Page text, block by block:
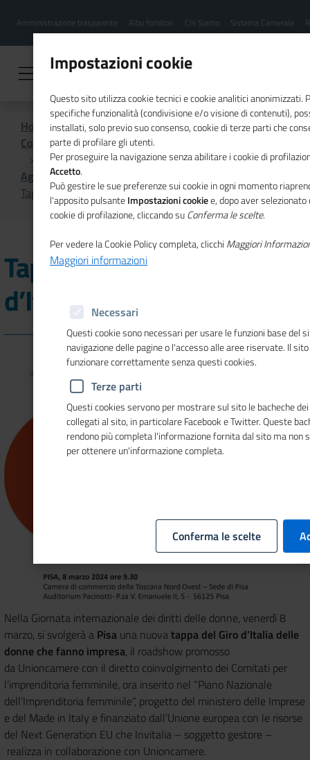
contenuto
Menu
hamburgher
Amministrazione trasparente Albo fornitori Chi Siamo Sistema Camerale
Home
Comunicazione istituzionale per il sistema camerale
Agenda
Tappa a Pisa del Giro d’Italia delle imprenditrici
Tappa a Pisa del Giro
d’Italia delle imprenditrici
Nella Giornata internazionale dei diritti delle donne, venerdì 8
marzo, si svolgerà a Pisa una nuovatappa del Giro d’Italia delle
donne che fanno impresa, il roadshow promosso
da Unioncamere con il diretto coinvolgimento dei Comitati per
l’imprenditoria femminile, ora inserito nel “Piano Nazionale
dell’Imprenditoria femminile”, progetto del ministero delle Imprese
e del Made in Italy e finanziato dall’Unione europea con le risorse
del Next Generation EU che Invitalia – soggetto gestore –
realizza in collaborazione con Unioncamere.
Impostazioni cookie
Questo sito utilizza cookie tecnici e cookie analitici anonimizzati.
specifiche funzionalità (condivisione e/o visione di contenuti),
installati, solo previo suo consenso, cookie di terze parti che
parte di profilare gli utenti.
Per proseguire la navigazione senza abilitare i cookie di
Accetto.
Può gestire le sue preferenze sui cookie in ogni momento
l'apposito pulsanteImpostazioni cookiee, dopo aver
cookie di profilazione, cliccando suConferma le scelte.
Per vedere la Cookie Policy completa, clicchi Maggiori
Maggiori informazioni
Necessari
Questi cookie sono necessari per usare le funzioni base del
navigazione delle pagine o l'accesso alle aree riservate. Il
funzionare correttamente senza questi cookies.
Terze parti
Questi cookies servono per mostrare sul sito le bacheche
collegati al sito, in particolare Facebook e Twitter. Queste
rendono più completa l'informazione fornita dal sito ma non
per ottenere un'informazione completa.
Conferma le scelte